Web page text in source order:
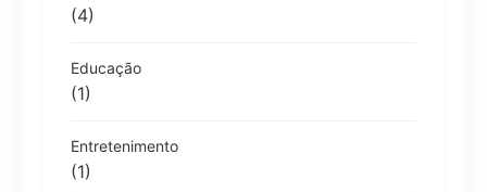
(4)
Educação
(1)
Entretenimento
(1)